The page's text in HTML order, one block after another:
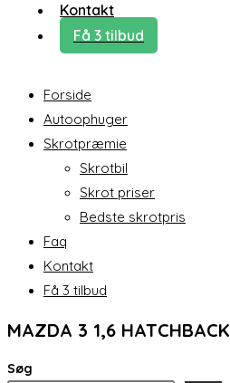
Kontakt
Få 3 tilbud
Forside
Autoophuger
Skrotpræmie
Skrotbil
Skrot priser
Bedste skrotpris
Faq
Kontakt
Få 3 tilbud
MAZDA 3 1,6 HATCHBACK
Søg